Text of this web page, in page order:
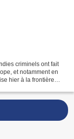
criminels ont fait
et notamment en
hier à la frontière